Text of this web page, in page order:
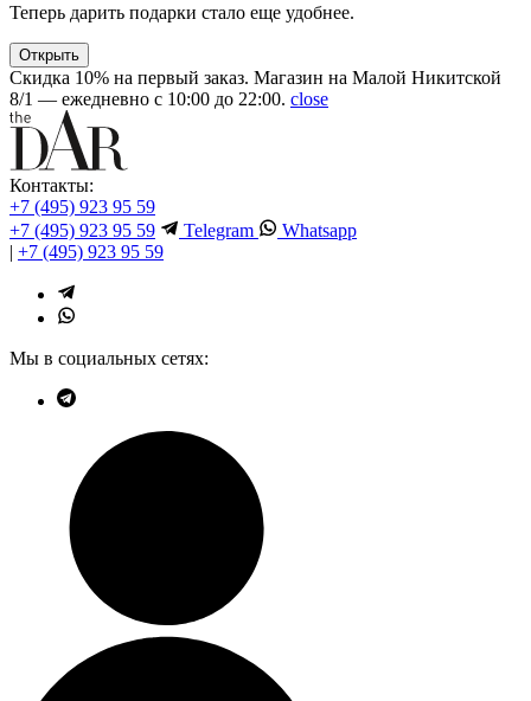
Теперь дарить подарки стало еще удобнее.
Открыть
Скидка 10% на первый заказ. Магазин на Малой Никитской
8/1 — ежедневно с 10:00 до 22:00. close
Контакты:
+7 (495) 923 95 59
+7 (495) 923 95 59
Telegram
Whatsapp
| +7 (495) 923 95 59
Мы в социальных сетях: